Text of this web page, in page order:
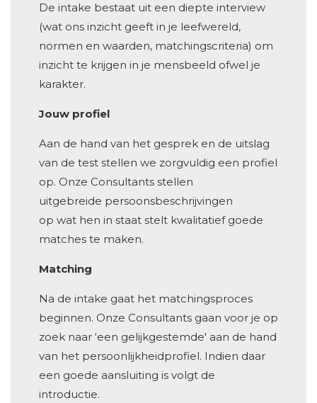
De intake bestaat uit een diepte interview
(wat ons inzicht geeft in je leefwereld,
normen en waarden, matchingscriteria) om
inzicht te krijgen in je mensbeeld ofwel je
karakter.
Jouw profiel
Aan de hand van het gesprek en de uitslag
van de test stellen we zorgvuldig een profiel
op. Onze Consultants stellen
uitgebreide persoonsbeschrijvingen
op wat hen in staat stelt kwalitatief goede
matches te maken.
Matching
Na de intake gaat het matchingsproces
beginnen. Onze Consultants gaan voor je op
zoek naar ‘een gelijkgestemde' aan de hand
van het persoonlijkheidprofiel. Indien daar
een goede aansluiting is volgt de
introductie.